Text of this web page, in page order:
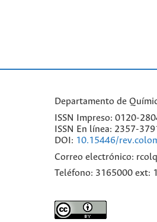
Departamento de
ISSN Impreso: 0120-
ISSN En línea: 2357-
DOI: 10.15446/
Correo electrónico:
Teléfono: 3165000 ext: